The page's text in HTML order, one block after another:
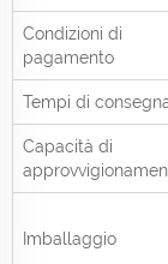
Condizioni di
pagamento
Tempi di
Capacità di
Imballaggio